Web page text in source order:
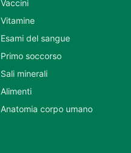
Vaccini
Vitamine
Esami del sangue
Primo soccorso
Sali minerali
Alimenti
Anatomia corpo umano